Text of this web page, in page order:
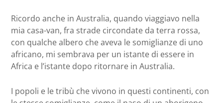
Ricordo anche in Australia, quando viaggiavo nella
mia casa-van, fra strade circondate da terra rossa,
con qualche albero che aveva le somiglianze di uno
africano, mi sembrava per un istante di essere in
Africa e l’istante dopo ritornare in Australia.
I popoli e le tribù che vivono in questi continenti, con